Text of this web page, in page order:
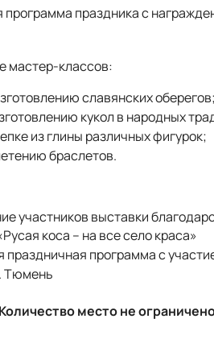
программа праздника с
мастер-классов:
славянских
кукол в народных
из глины различных фигурок;
браслетов.
участников выставки
коса – на все село краса»
программа с
Тюмень
место не